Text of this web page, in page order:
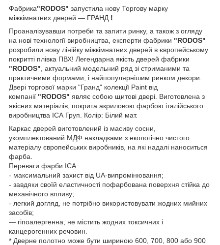
Фабрика"RODOS" запустила нову Торгову марку
міжкімнатних дверей — ГРАНД !
Проаналізувавши потреби та запити ринку, а також з огляду
на нові технології виробництва, експерти фабрики "RODOS"
розробили нову лінійку міжкімнатних дверей в європейському
покритті плівка ПВХ! Легендарна якість дверей фабрики
"RODOS" , актуальний модельний ряд зі стриманими та
практичними формами, і найпопулярнішим ринком декори.
Двері торгової марки "Гранд" колекції Paint від
компанії "RODOS" являє собою щитові двері. Виготовлена з
якісних матеріалів, покрита акриловою фарбою італійського
виробництва ІСА Груп. Колір: Білий мат.
Каркас дверей виготовлений із масиву сосни,
укомплектований МДФ накладками з екологічно чистого
матеріалу європейських виробників, на які надалі наноситься
фарба.
Переваги фарби ІСА:
- максимальний захист від UA-випромінювання;
- завдяки своїй еластичності пофарбована поверхня стійка до
механічного впливу;
- легкий догляд, не потрібно використовувати жодних мийних
засобів;
— гіпоалергенна, не містить жодних токсичних і
канцерогенних речовин.
* Дверне полотно може бути шириною 600, 700, 800 або 900